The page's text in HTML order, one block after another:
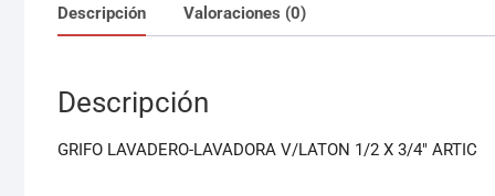
Descripción Valoraciones (0)
Descripción
GRIFO LAVADERO-LAVADORA V/LATON 1/2 X 3/4″ ARTIC